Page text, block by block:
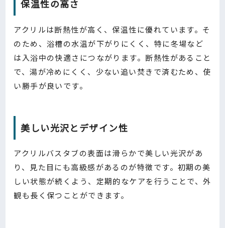
保温性の高さ
アクリルは断熱性が高く、保温性に優れています。そ
のため、浴槽の水温が下がりにくく、特に冬場など
は入浴中の快適さにつながります。断熱性があること
で、湯が冷めにくく、少ない追い焚きで済むため、使
い勝手が良いです。
美しい光沢とデザイン性
アクリルバスタブの表面は滑らかで美しい光沢があ
り、見た目にも高級感があるのが特徴です。初期の美
しい状態が続くよう、定期的なケアを行うことで、外
観も長く保つことができます。